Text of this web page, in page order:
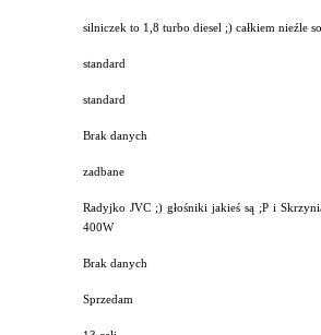
silniczek to 1,8 turbo diesel ;) całkiem nieźle
standard
standard
Brak danych
zadbane
Radyjko JVC ;) głośniki jakieś są ;P i
400W
Brak danych
Sprzedam